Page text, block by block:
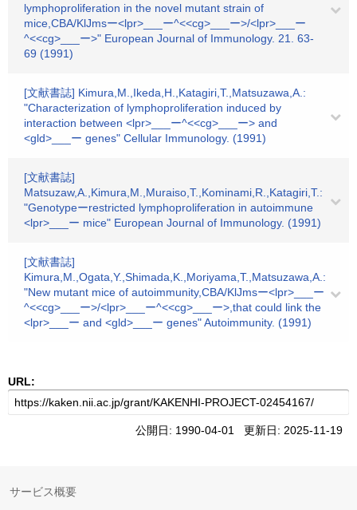
lymphoproliferation in the novel mutant strain of
mice,CBA/KlJmsー<lpr>___ー^<<cg>___ー>/<lpr>___ー
^<<cg>___ー>" European Journal of Immunology. 21. 63-
69 (1991)
[文献書誌] Kimura,M.,Ikeda,H.,Katagiri,T.,Matsuzawa,A.:
"Characterization of lymphoproliferation induced by
interaction between <lpr>___ー^<<cg>___ー> and
<gld>___ー genes" Cellular Immunology. (1991)
[文献書誌]
Matsuzaw,A.,Kimura,M.,Muraiso,T.,Kominami,R.,Katagiri,T.:
"Genotypeーrestricted lymphoproliferation in autoimmune
<lpr>___ー mice" European Journal of Immunology. (1991)
[文献書誌]
Kimura,M.,Ogata,Y.,Shimada,K.,Moriyama,T.,Matsuzawa,A.:
"New mutant mice of autoimmunity,CBA/KlJmsー<lpr>___ー
^<<cg>___ー>/<lpr>___ー^<<cg>___ー>,that could link the
<lpr>___ー and <gld>___ー genes" Autoimmunity. (1991)
URL:
公開日: 1990-04-01 更新日: 2025-11-19
サービス概要